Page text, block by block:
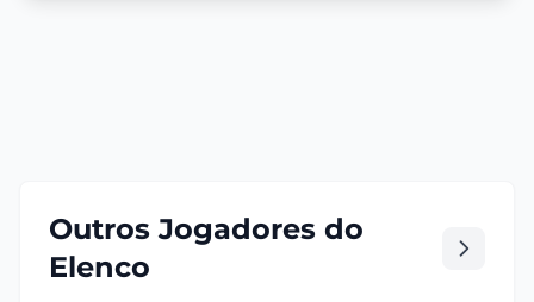
Outros Jogadores do
Elenco